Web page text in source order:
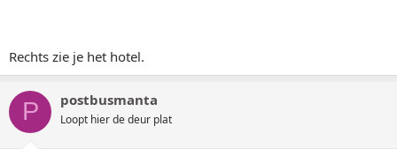
Rechts zie je het hotel.
P postbusmanta
Loopt hier de deur plat